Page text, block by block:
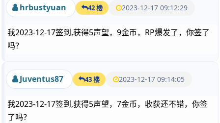
hrbustyuan 42 楼 2023-12-17 09:12:29
我2023-12-17签到,获得5声望，9金币，RP爆发了，你签了
吗？
Juventus87 43 楼 2023-12-17 09:14:05
我2023-12-17签到,获得5声望，7金币，收获还不错，你签
了吗？